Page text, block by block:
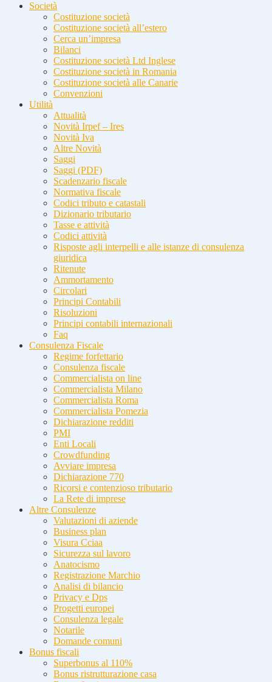
Società
Costituzione società
Costituzione società all’estero
Cerca un’impresa
Bilanci
Costituzione società Ltd Inglese
Costituzione società in Romania
Costituzione società alle Canarie
Convenzioni
Utilità
Attualità
Novità Irpef – Ires
Novità Iva
Altre Novità
Saggi
Saggi (PDF)
Scadenzario fiscale
Normativa fiscale
Codici tributo e catastali
Dizionario tributario
Tasse e attività
Codici attività
Risposte agli interpelli e alle istanze di consulenza
giuridica
Ritenute
Ammortamento
Circolari
Principi Contabili
Risoluzioni
Principi contabili internazionali
Faq
Consulenza Fiscale
Regime forfettario
Consulenza fiscale
Commercialista on line
Commercialista Milano
Commercialista Roma
Commercialista Pomezia
Dichiarazione redditi
PMI
Enti Locali
Crowdfunding
Avviare impresa
Dichiarazione 770
Ricorsi e contenzioso tributario
La Rete di imprese
Altre Consulenze
Valutazioni di aziende
Business plan
Visura Cciaa
Sicurezza sul lavoro
Anatocismo
Registrazione Marchio
Analisi di bilancio
Privacy e Dps
Progetti europei
Consulenza legale
Notarile
Domande comuni
Bonus fiscali
Superbonus al 110%
Bonus ristrutturazione casa